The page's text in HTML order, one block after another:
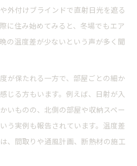
ッシブ住宅の失敗回避ポイント
ハウス基準を満たす工夫とは
失敗例とその対策
パッシブ住宅の後悔事例
新築パッシブハウスの対策法
ちなパッシブ設計の落とし穴
ッシブ住宅体験談から得る教訓
外付けブラインドで直射日光を遮る
に住み始めてみると、冬場でもエア
の温度差が少ないという声が多く聞
が保たれる一方で、部屋ごとの細か
じる方もいます。例えば、日射が入
いものの、北側の部屋や収納スペー
う実例も報告されています。温度差
、間取りや通風計画、断熱材の施工